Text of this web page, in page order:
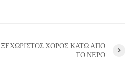
ΞΕΧΩΡΙΣΤΟΣ ΧΟΡΟΣ ΚΑΤΩ ΑΠΟ
ΤΟ ΝΕΡΟ